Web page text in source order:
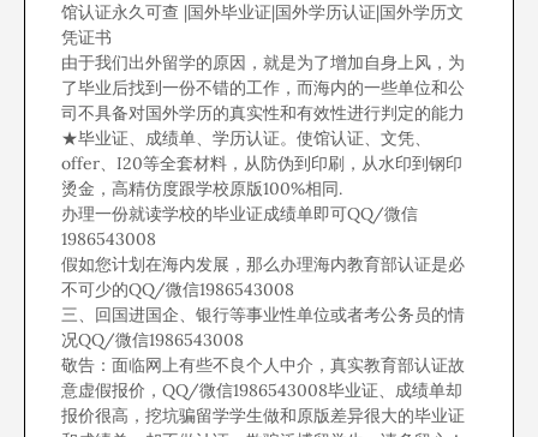
馆认证永久可查 |国外毕业证|国外学历认证|国外学历文
凭证书
由于我们出外留学的原因，就是为了增加自身上风，为
了毕业后找到一份不错的工作，而海内的一些单位和公
司不具备对国外学历的真实性和有效性进行判定的能力
★毕业证、成绩单、学历认证。使馆认证、文凭、
offer、I20等全套材料，从防伪到印刷，从水印到钢印
烫金，高精仿度跟学校原版100%相同.
办理一份就读学校的毕业证成绩单即可QQ/微信
1986543008
假如您计划在海内发展，那么办理海内教育部认证是必
不可少的QQ/微信1986543008
三、回国进国企、银行等事业性单位或者考公务员的情
况QQ/微信1986543008
敬告：面临网上有些不良个人中介，真实教育部认证故
意虚假报价，QQ/微信1986543008毕业证、成绩单却
报价很高，挖坑骗留学学生做和原版差异很大的毕业证